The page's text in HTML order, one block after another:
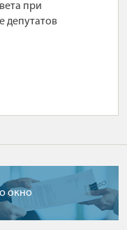
при
депутатов
окно